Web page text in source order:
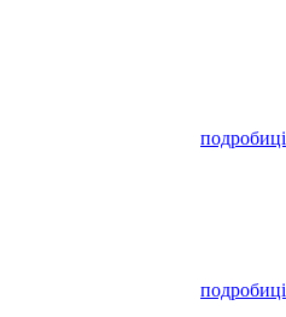
подробиці
подробиці